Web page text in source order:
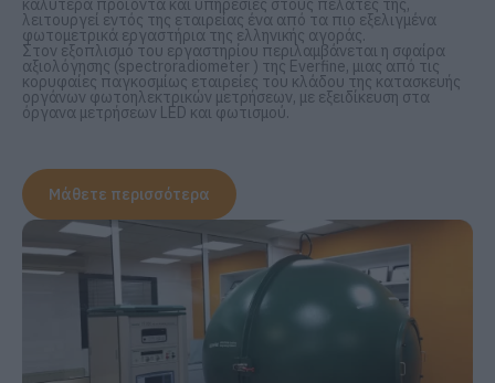
καλύτερα προϊόντα και υπηρεσίες στους πελάτες της,
λειτουργεί εντός της εταιρείας ένα από τα πιο εξελιγμένα
φωτομετρικά εργαστήρια της ελληνικής αγοράς.
Στον εξοπλισμό του εργαστηρίου περιλαμβάνεται η σφαίρα
αξιολόγησης (spectroradiometer ) της Everfine, μιας από τις
κορυφαίες παγκοσμίως εταιρείες του κλάδου της κατασκευής
οργάνων φωτοηλεκτρικών μετρήσεων, με εξειδίκευση στα
όργανα μετρήσεων LED και φωτισμού.
Μάθετε περισσότερα